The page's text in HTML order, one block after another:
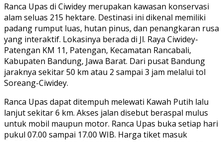
Ranca Upas di Ciwidey merupakan kawasan konservasi
alam seluas 215 hektare. Destinasi ini dikenal memiliki
padang rumput luas, hutan pinus, dan penangkaran rusa
yang interaktif. Lokasinya berada di Jl. Raya Ciwidey-
Patengan KM 11, Patengan, Kecamatan Rancabali,
Kabupaten Bandung, Jawa Barat. Dari pusat Bandung
jaraknya sekitar 50 km atau 2 sampai 3 jam melalui tol
Soreang-Ciwidey.
Ranca Upas dapat ditempuh melewati Kawah Putih lalu
lanjut sekitar 6 km. Akses jalan disebut beraspal mulus
untuk mobil maupun motor. Ranca Upas buka setiap hari
pukul 07.00 sampai 17.00 WIB. Harga tiket masuk